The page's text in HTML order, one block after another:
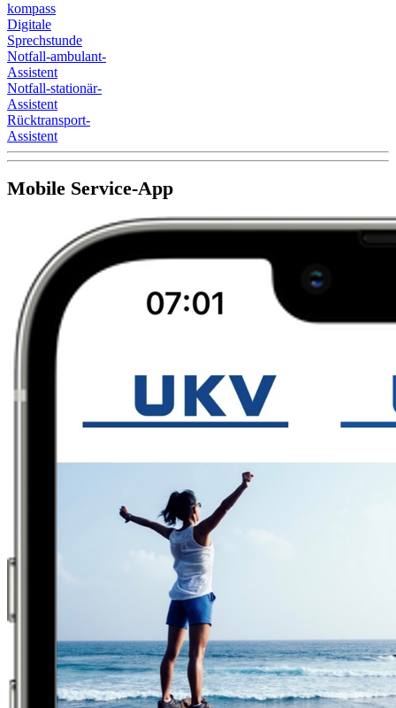
kompass
Digitale
Sprechstunde
Notfall-ambulant-
Assistent
Notfall-stationär-
Assistent
Rücktransport-
Assistent
Mobile Service-App